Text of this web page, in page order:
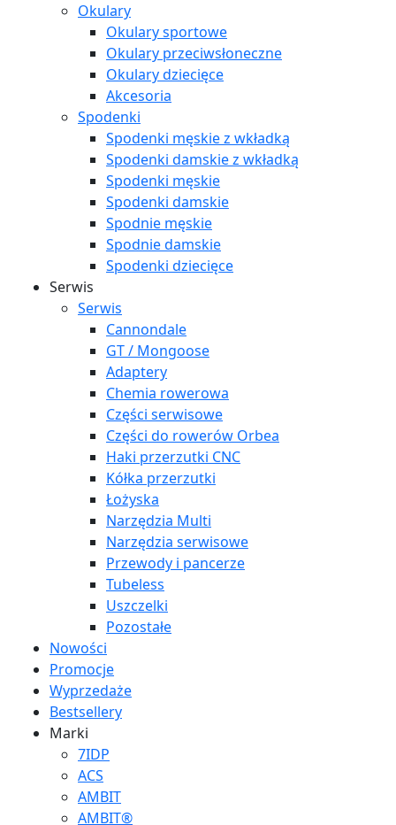
Okulary
Okulary sportowe
Okulary przeciwsłoneczne
Okulary dziecięce
Akcesoria
Spodenki
Spodenki męskie z wkładką
Spodenki damskie z wkładką
Spodenki męskie
Spodenki damskie
Spodnie męskie
Spodnie damskie
Spodenki dziecięce
Serwis
Serwis
Cannondale
GT / Mongoose
Adaptery
Chemia rowerowa
Części serwisowe
Części do rowerów Orbea
Haki przerzutki CNC
Kółka przerzutki
Łożyska
Narzędzia Multi
Narzędzia serwisowe
Przewody i pancerze
Tubeless
Uszczelki
Pozostałe
Nowości
Promocje
Wyprzedaże
Bestsellery
Marki
7IDP
ACS
AMBIT
AMBIT®